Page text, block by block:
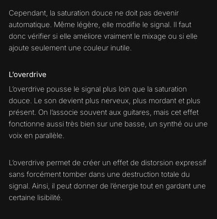
Cependant, la saturation douce ne doit pas devenir
automatique. Même légère, elle modifie le signal. Il faut
donc vérifier si elle améliore vraiment le mixage ou si elle
ajoute seulement une couleur inutile.
L’overdrive
L’overdrive pousse le signal plus loin que la saturation
douce. Le son devient plus nerveux, plus mordant et plus
présent. On l’associe souvent aux guitares, mais cet effet
fonctionne aussi très bien sur une basse, un synthé ou une
voix en parallèle.
L’overdrive permet de créer un effet de distorsion expressif
sans forcément tomber dans une destruction totale du
signal. Ainsi, il peut donner de l’énergie tout en gardant une
certaine lisibilité.